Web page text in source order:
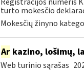
turto mokesčio
Mokesčių žinyno
Arkazino, lošimų,
Web turinio sąrašas